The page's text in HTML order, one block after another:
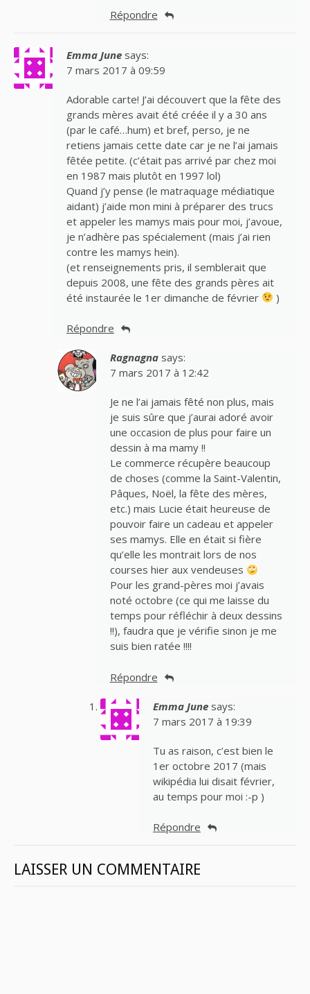
Répondre
Emma June says:
7 mars 2017 à 09:59
Adorable carte! J’ai découvert que la fête des
grands mères avait été créée il y a 30 ans
(par le café…hum) et bref, perso, je ne
retiens jamais cette date car je ne l’ai jamais
fêtée petite. (c’était pas arrivé par chez moi
en 1987 mais plutôt en 1997 lol)
Quand j’y pense (le matraquage médiatique
aidant) j’aide mon mini à préparer des trucs
et appeler les mamys mais pour moi, j’avoue,
je n’adhère pas spécialement (mais j’ai rien
contre les mamys hein).
(et renseignements pris, il semblerait que
depuis 2008, une fête des grands pères ait
été instaurée le 1er dimanche de février
)
Répondre
Ragnagna says:
7 mars 2017 à 12:42
Je ne l’ai jamais fêté non plus, mais
je suis sûre que j’aurai adoré avoir
une occasion de plus pour faire un
dessin à ma mamy !!
Le commerce récupère beaucoup
de choses (comme la Saint-Valentin,
Pâques, Noël, la fête des mères,
etc.) mais Lucie était heureuse de
pouvoir faire un cadeau et appeler
ses mamys. Elle en était si fière
qu’elle les montrait lors de nos
courses hier aux vendeuses
Pour les grand-pères moi j’avais
noté octobre (ce qui me laisse du
temps pour réfléchir à deux dessins
!!), faudra que je vérifie sinon je me
suis bien ratée !!!!
Répondre
Emma June says:
7 mars 2017 à 19:39
Tu as raison, c’est bien le
1er octobre 2017 (mais
wikipédia lui disait février,
au temps pour moi :-p )
Répondre
LAISSER UN COMMENTAIRE